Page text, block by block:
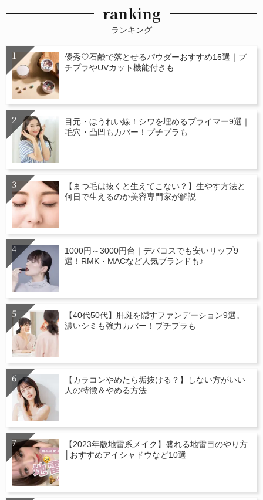
ranking
ランキング
優秀♡石鹸で落とせるパウダーおすすめ15選｜プ
チプラやUVカット機能付きも
目元・ほうれい線！シワを埋めるプライマー9選｜
毛穴・凸凹もカバー！プチプラも
【まつ毛は抜くと生えてこない？】生やす方法と
何日で生えるのか美容専門家が解説
1000円～3000円台｜デパコスでも安いリップ9
選！RMK・MACなど人気ブランドも♪
【40代50代】肝斑を隠すファンデーション9選。
濃いシミも強力カバー！プチプラも
【カラコンやめたら垢抜ける？】しない方がいい
人の特徴＆やめる方法
【2023年版地雷系メイク】盛れる地雷目のやり方
│おすすめアイシャドウなど10選